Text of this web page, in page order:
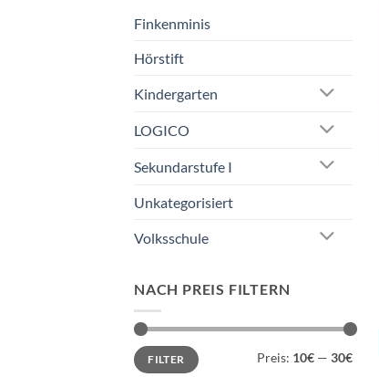
Finkenminis
Hörstift
Kindergarten
LOGICO
Sekundarstufe I
Unkategorisiert
Volksschule
NACH PREIS FILTERN
Min.
Preis
Max.
PreisFILTER Preis: 10€ — 30€